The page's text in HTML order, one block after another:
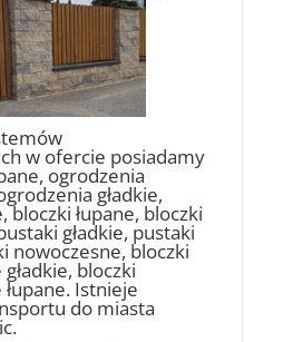
w ofercie posiadamy
ogrodzenia
gładkie,
bloczki łupane, bloczki
gładkie, pustaki
nowoczesne, bloczki
bloczki
Istnieje
do miasta